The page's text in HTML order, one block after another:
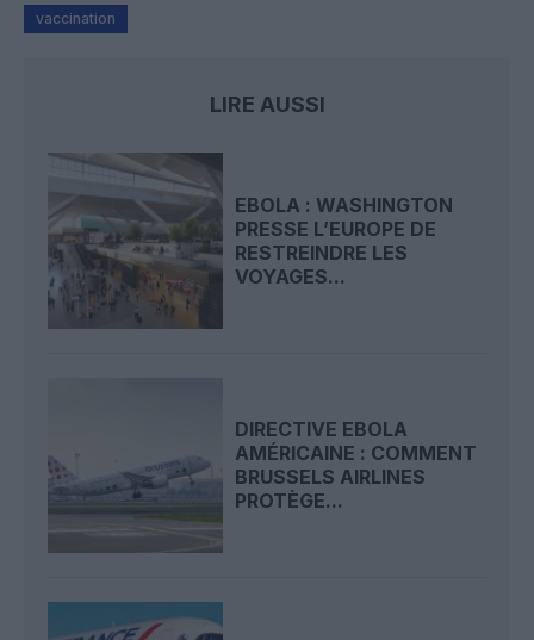
vaccination
LIRE AUSSI
EBOLA : WASHINGTON
PRESSE L’EUROPE DE
RESTREINDRE LES
VOYAGES...
DIRECTIVE EBOLA
AMÉRICAINE : COMMENT
BRUSSELS AIRLINES
PROTÈGE...